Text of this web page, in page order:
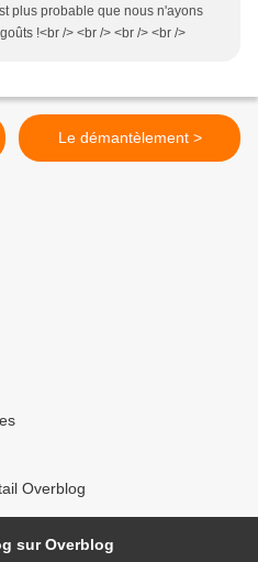
plus probable que nous n'ayons
!<br /> <br /> <br /> <br />
Le démantèlement >
Overblog
sur Overblog